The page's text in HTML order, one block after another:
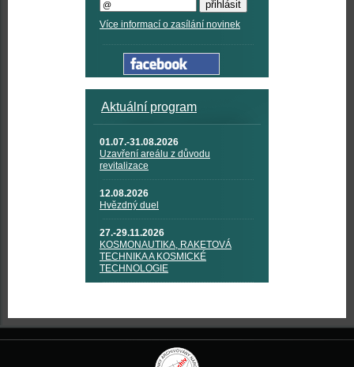
Více informací o zasílání novinek
Aktuální program
01.07.-31.08.2026
Uzavření areálu z důvodu
revitalizace
12.08.2026
Hvězdný duel
27.-29.11.2026
KOSMONAUTIKA, RAKETOVÁ
TECHNIKA A KOSMICKÉ
TECHNOLOGIE